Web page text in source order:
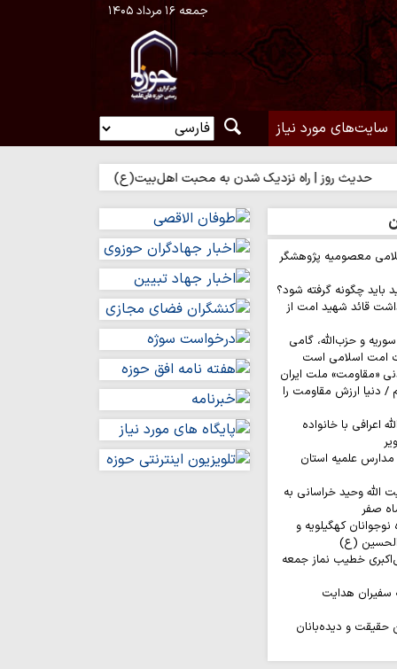
جمعه ۱۶ مرداد ۱۴۰۵
سایت‌های مورد نیاز
| راه نزدیک شدن به محبت اهل‌بیت(ع) حدیث روز | بهترین سرمایه
معصومیه پژوهشگر
باید چگونه گرفته شود؟
قائد شهید امت از
و حزب‌الله، گامی
امت اسلامی است
«مقاومت» ملت ایران
دنیا ارزش مقاومت را
اعرافی با خانواده
علمیه استان
الله وحید خراسانی به
صفر
۲۰۰ نفره نوجوانان کهگیلویه و
الحسین (ع)
خطیب نماز جمعه
سفیران هدایت
حقیقت و دیده‌بانان